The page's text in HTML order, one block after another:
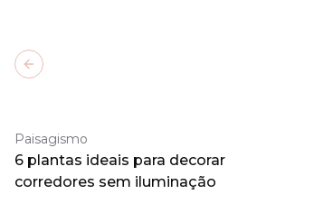
Paisagismo
6 plantas ideais para decorar
corredores sem iluminação
Previous slide